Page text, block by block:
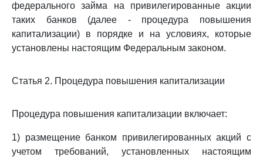
федерального займа на привилегированные акции
таких банков (далее - процедура повышения
капитализации) в порядке и на условиях, которые
установлены настоящим Федеральным законом.
Статья 2. Процедура повышения капитализации
Процедура повышения капитализации включает:
1) размещение банком привилегированных акций с
учетом требований, установленных настоящим